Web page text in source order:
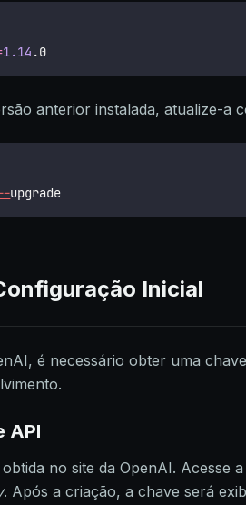
1.14 .0
anterior instalada, atualize-a
upgrade
Inicial
é necessário obter uma
API
no site da OpenAI. Acesse a
. Após a criação, a chave será